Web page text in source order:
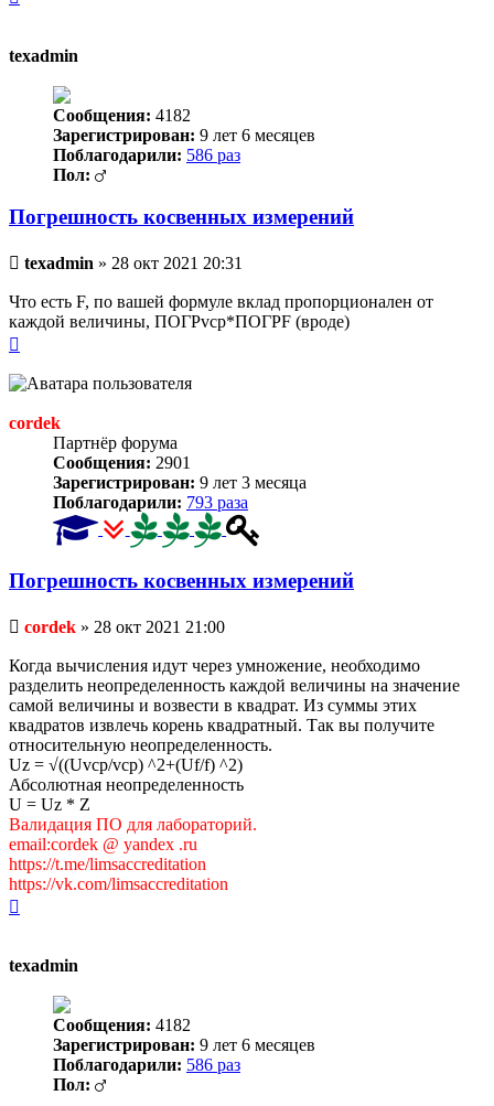
texadmin
Сообщения: 4182
Зарегистрирован: 9 лет 6 месяцев
Поблагодарили: 586 раз
Пол:
Погрешность косвенных измерений
Непрочитанное
texadmin » 28 окт 2021 20:31
Что есть F, по вашей формуле вклад пропорционален от
каждой величины, ПОГРvср*ПОГРF (вроде)
началу
cordek
Партнёр форума
Сообщения: 2901
Зарегистрирован: 9 лет 3 месяца
Поблагодарили: 793 раза
Погрешность косвенных измерений
Непрочитанное
cordek » 28 окт 2021 21:00
Когда вычисления идут через умножение, необходимо
разделить неопределенность каждой величины на значение
самой величины и возвести в квадрат. Из суммы этих
квадратов извлечь корень квадратный. Так вы получите
относительную неопределенность.
Uz = √((Uvcp/vcp) ^2+(Uf/f) ^2)
Абсолютная неопределенность
U = Uz * Z
Валидация ПО для лабораторий.
email:cordek @ yandex .ru
https://t.me/limsaccreditation
https://vk.com/limsaccreditation
texadmin
Сообщения: 4182
Зарегистрирован: 9 лет 6 месяцев
Поблагодарили: 586 раз
Пол: